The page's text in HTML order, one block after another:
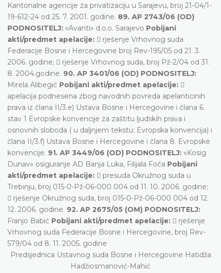
Kantonalne agencije za privatizaciju u Sarajevu, broj 21-04/1-
19-612-24 od 25. 7. 2001. godine. 89. AP 2743/06 (OD)
PODNOSITELJ: «Avanti» d.o.o. Sarajevo Pobijani
akti/predmet apelacije:  rješenje Vrhovnog suda
Federacije Bosne i Hercegovine broj Rev-195/05 od 21. 3.
2006. godine;  rješenje Vrhovnog suda, broj Pž-2/04 od 31.
8. 2004.godine. 90. AP 3401/06 (OD) PODNOSITELJ:
Mirela Alibegić Pobijani akti/predmet apelacije: 
apelacija podnesena zbog navodnih povreda apelanticinih
prava iz člana II/3.e) Ustava Bosne i Hercegovine i člana 6.
stav 1 Evropske konvencije za zaštitu ljudskih prava i
osnovnih sloboda ( u daljnjem tekstu: Evropska konvencija) i
člana II/3.f) Ustava Bosne i Hercegovine i člana 8. Evropske
konvencije. 91. AP 3449/06 (OD) PODNOSITELJ: «Kosig
Dunav» osiguranje AD Banja Luka, Filijala Foča Pobijani
akti/predmet apelacije:  presuda Okružnog suda u
Trebinju, broj 015-0-Pž-06-000 004 od 11. 10. 2006. godine;
 rješenje Okružnog suda, broj 015-0-Pž-06-000 004 od 12.
12. 2006. godine. 92. AP 2675/05 (OM) PODNOSITELJ:
Franjo Babić Pobijani akti/predmet apelacije:  rješenje
Vrhovnog suda Federacije Bosne i Hercegovine, broj Rev-
579/04 od 8. 11. 2005. godine
Predsjednica Ustavnog suda Bosne i Hercegovine Hatidža
Hadžiosmanović-Mahić